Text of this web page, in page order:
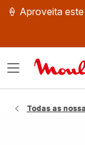
🍦 Aproveita
Abrir
Todas as